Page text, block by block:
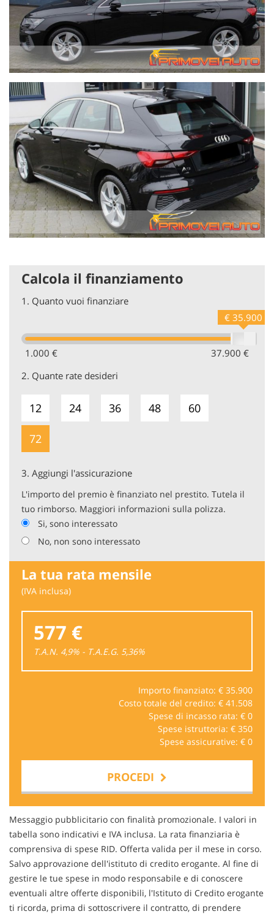
Calcola il finanziamento
1. Quanto vuoi finanziare
1.000 € 37.900 €
€ 35.900
2. Quante rate desideri
12 24 36 48 60
72
3. Aggiungi l'assicurazione
L'importo del premio è finanziato nel prestito. Tutela il
tuo rimborso. Maggiori informazioni sulla polizza.
Si, sono interessato
No, non sono interessato
La tua rata mensile
(IVA inclusa)
577 €
T.A.N. 4,9% - T.A.E.G. 5,36%
Importo finanziato: € 35.900
Costo totale del credito: € 41.508
Spese di incasso rata: € 0
Spese istruttoria: € 350
Spese assicurative: € 0
PROCEDI
Contattaci
Messaggio pubblicitario con finalità promozionale. I valori in
tabella sono indicativi e IVA inclusa. La rata finanziaria è
comprensiva di spese RID. Offerta valida per il mese in corso.
Salvo approvazione dell'istituto di credito erogante. Al fine di
gestire le tue spese in modo responsabile e di conoscere
eventuali altre offerte disponibili, l'Istituto di Credito erogante
ti ricorda, prima di sottoscrivere il contratto, di prendere